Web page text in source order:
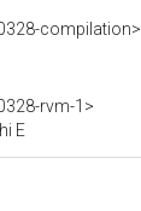
compilation>
rvm-1>
E